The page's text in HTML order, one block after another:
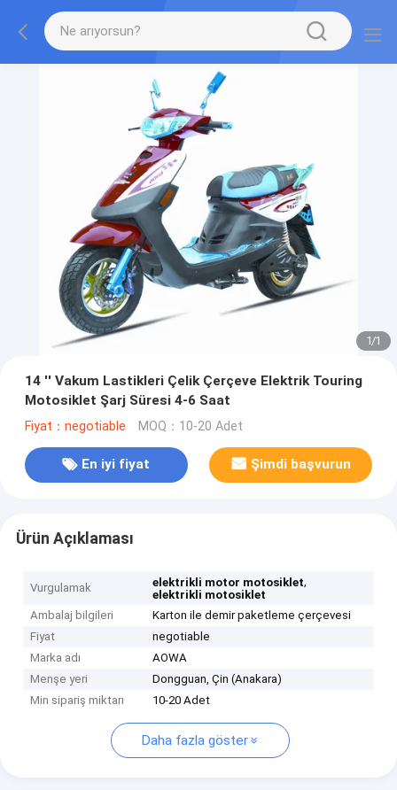
1/1
14 '' Vakum Lastikleri Çelik Çerçeve Elektrik Touring
Motosiklet Şarj Süresi 4-6 Saat
Fiyat：negotiable MOQ：10-20 Adet
En iyi fiyat Şimdi başvurun
Ürün Açıklaması
Vurgulamak elektrikli motor motosiklet,
elektrikli motosiklet
Ambalaj bilgileri
Karton ile demir paketleme çerçevesi
Fiyat
negotiable
Marka adı
AOWA
Menşe yeri
Dongguan, Çin (Anakara)
Min sipariş miktarı
10-20 Adet
Daha fazla göster